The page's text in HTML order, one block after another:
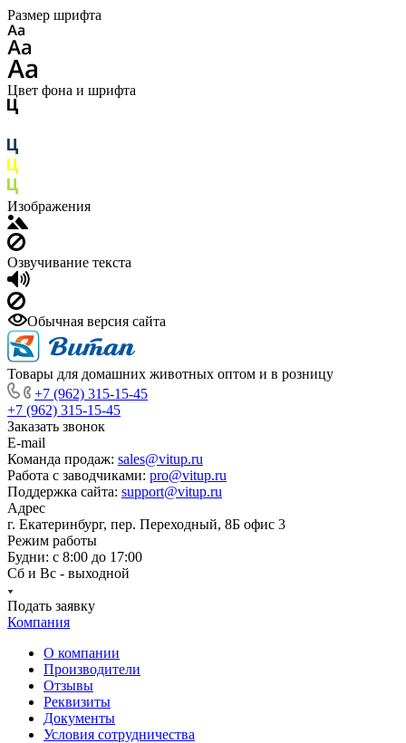
Размер шрифта
Цвет фона и шрифта
Изображения
Озвучивание текста
Обычная версия сайта
Товары для домашних животных оптом и в розницу
+7 (962) 315-15-45
+7 (962) 315-15-45
Заказать звонок
E-mail
Команда продаж: sales@vitup.ru
Работа с заводчиками: pro@vitup.ru
Поддержка сайта: support@vitup.ru
Адрес
г. Екатеринбург, пер. Переходный, 8Б офис 3
Режим работы
Будни: с 8:00 до 17:00
Сб и Вс - выходной
Подать заявку
Компания
О компании
Производители
Отзывы
Реквизиты
Документы
Условия сотрудничества